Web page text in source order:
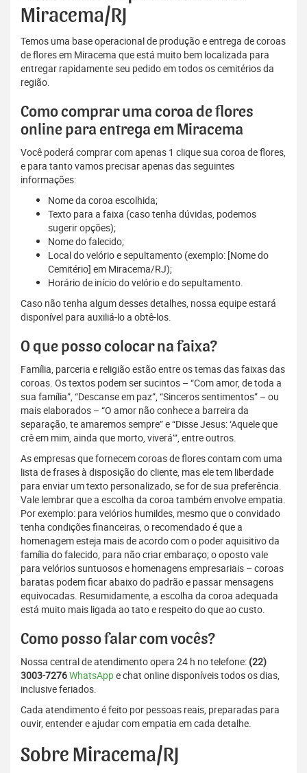
Miracema/RJ
Temos uma base operacional de produção e entrega de coroas
de flores em Miracema que está muito bem localizada para
entregar rapidamente seu pedido em todos os cemitérios da
região.
Como comprar uma coroa de flores
online para entrega em Miracema
Você poderá comprar com apenas 1 clique sua coroa de flores,
e para tanto vamos precisar apenas das seguintes
informações:
Nome da coroa escolhida;
Texto para a faixa (caso tenha dúvidas, podemos
sugerir opções);
Nome do falecido;
Local do velório e sepultamento (exemplo: [Nome do
Cemitério] em Miracema/RJ);
Horário de início do velório e do sepultamento.
Caso não tenha algum desses detalhes, nossa equipe estará
disponível para auxiliá-lo a obtê-los.
O que posso colocar na faixa?
Família, parceria e religião estão entre os temas das faixas das
coroas. Os textos podem ser sucintos – “Com amor, de toda a
sua família”, “Descanse em paz”, “Sinceros sentimentos” – ou
mais elaborados – “O amor não conhece a barreira da
separação, te amaremos sempre” e “Disse Jesus: ‘Aquele que
crê em mim, ainda que morto, viverá’”, entre outros.
As empresas que fornecem coroas de flores contam com uma
lista de frases à disposição do cliente, mas ele tem liberdade
para enviar um texto personalizado, se for de sua preferência.
Vale lembrar que a escolha da coroa também envolve empatia.
Por exemplo: para velórios humildes, mesmo que o convidado
tenha condições financeiras, o recomendado é que a
homenagem esteja mais de acordo com o poder aquisitivo da
família do falecido, para não criar embaraço; o oposto vale
para velórios suntuosos e homenagens empresariais – coroas
baratas podem ficar abaixo do padrão e passar mensagens
equivocadas. Resumidamente, a escolha da coroa adequada
está muito mais ligada ao tato e respeito do que ao custo.
Como posso falar com vocês?
Nossa central de atendimento opera 24 h no telefone: (22)
3003-7276WhatsAppe chat online disponíveis todos os dias,
inclusive feriados.
Cada atendimento é feito por pessoas reais, preparadas para
ouvir, entender e ajudar com empatia em cada detalhe.
Sobre Miracema/RJ